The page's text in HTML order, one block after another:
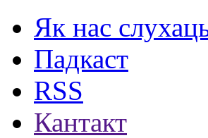
Як нас
Падкаст
RSS
Кантакт